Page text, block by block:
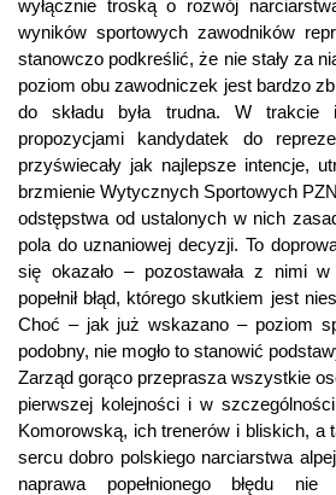
wyłącznie troską o rozwój
wyników sportowych zawodników
stanowczo podkreślić, że nie stały za
poziom obu zawodniczek jest bardzo
do składu była trudna. W trakcie
propozycjami kandydatek do
przyświecały jak najlepsze intencje,
brzmienie Wytycznych Sportowych
odstępstwa od ustalonych w nich
pola do uznaniowej decyzji. To
się okazało – pozostawała z nimi
popełnił błąd, którego skutkiem jest
Choć – jak już wskazano – poziom
podobny, nie mogło to stanowić
Zarząd gorąco przeprasza wszystkie
pierwszej kolejności i w
Komorowską, ich trenerów i bliskich,
sercu dobro polskiego narciarstwa
naprawa popełnionego błędu